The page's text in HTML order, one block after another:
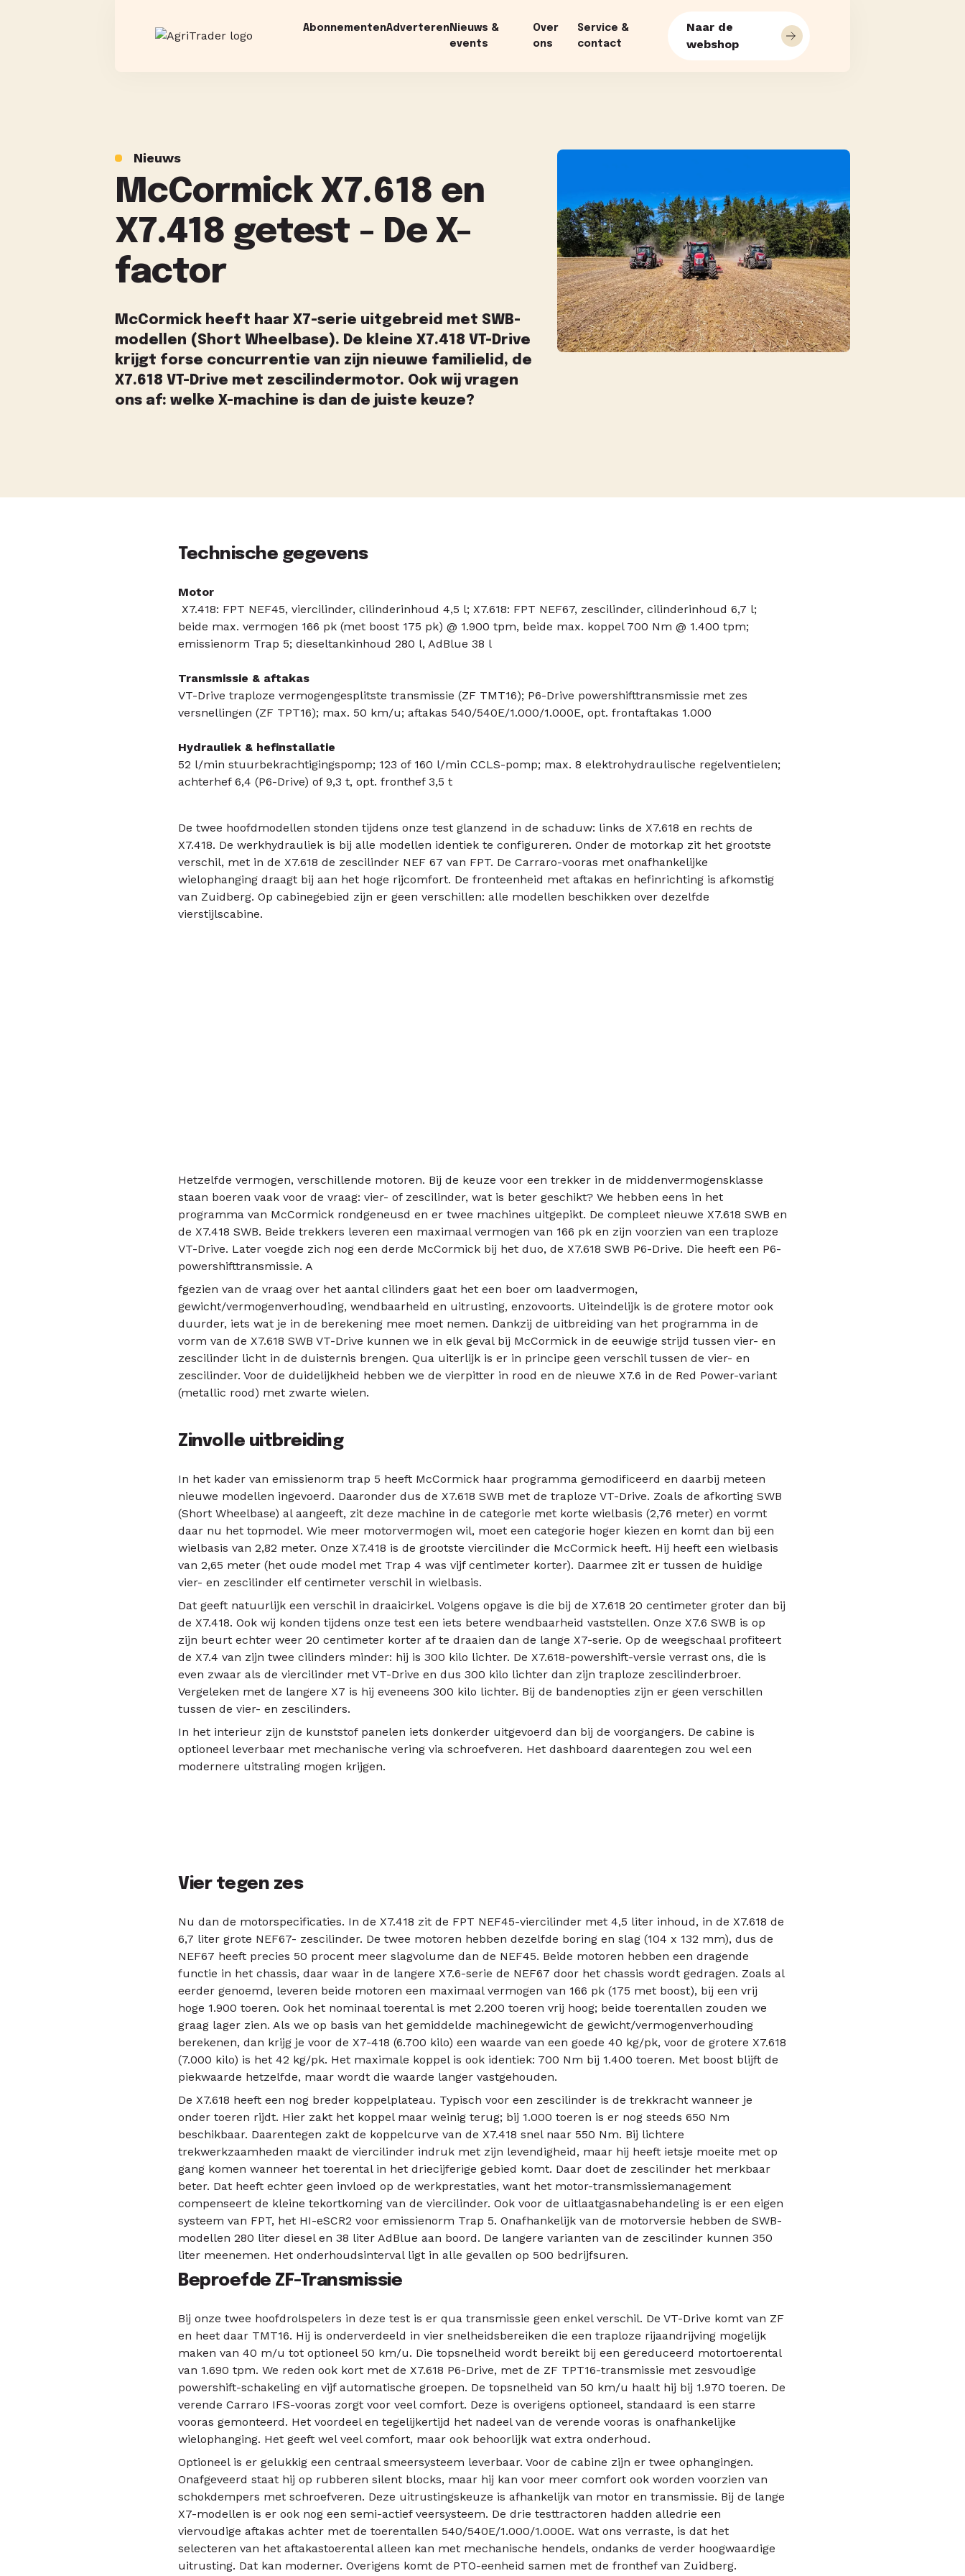
AbonnementenAdverteren Nieuws &
events
Over
ons
Service &
contact
Naar de
webshop
Nieuws
McCormick X7.618 en
X7.418 getest - De X-
factor
McCormick heeft haar X7-serie uitgebreid met SWB-
modellen (Short Wheelbase). De kleine X7.418 VT-Drive
krijgt forse concurrentie van zijn nieuwe familielid, de
X7.618 VT-Drive met zescilindermotor. Ook wij vragen
ons af: welke X-machine is dan de juiste keuze?
Technische gegevens
Motor
X7.418: FPT NEF45, viercilinder, cilinderinhoud 4,5 l; X7.618: FPT NEF67, zescilinder, cilinderinhoud 6,7 l;
beide max. vermogen 166 pk (met boost 175 pk) @ 1.900 tpm, beide max. koppel 700 Nm @ 1.400 tpm;
emissienorm Trap 5; dieseltankinhoud 280 l, AdBlue 38 l
Transmissie & aftakas
VT-Drive traploze vermogengesplitste transmissie (ZF TMT16); P6-Drive powershifttransmissie met zes
versnellingen (ZF TPT16); max. 50 km/u; aftakas 540/540E/1.000/1.000E, opt. frontaftakas 1.000
Hydrauliek & hefinstallatie
52 l/min stuurbekrachtigingspomp; 123 of 160 l/min CCLS-pomp; max. 8 elektrohydraulische regelventielen;
achterhef 6,4 (P6-Drive) of 9,3 t, opt. fronthef 3,5 t
De twee hoofdmodellen stonden tijdens onze test glanzend in de schaduw: links de X7.618 en rechts de
X7.418. De werkhydrauliek is bij alle modellen identiek te configureren. Onder de motorkap zit het grootste
verschil, met in de X7.618 de zescilinder NEF 67 van FPT. De Carraro-vooras met onafhankelijke
wielophanging draagt bij aan het hoge rijcomfort. De fronteenheid met aftakas en hefinrichting is afkomstig
van Zuidberg. Op cabinegebied zijn er geen verschillen: alle modellen beschikken over dezelfde
vierstijlscabine.
Hetzelfde vermogen, verschillende motoren. Bij de keuze voor een trekker in de middenvermogensklasse
staan boeren vaak voor de vraag: vier- of zescilinder, wat is beter geschikt? We hebben eens in het
programma van McCormick rondgeneusd en er twee machines uitgepikt. De compleet nieuwe X7.618 SWB en
de X7.418 SWB. Beide trekkers leveren een maximaal vermogen van 166 pk en zijn voorzien van een traploze
VT-Drive. Later voegde zich nog een derde McCormick bij het duo, de X7.618 SWB P6-Drive. Die heeft een P6-
powershifttransmissie. A
fgezien van de vraag over het aantal cilinders gaat het een boer om laadvermogen,
gewicht/vermogenverhouding, wendbaarheid en uitrusting, enzovoorts. Uiteindelijk is de grotere motor ook
duurder, iets wat je in de berekening mee moet nemen. Dankzij de uitbreiding van het programma in de
vorm van de X7.618 SWB VT-Drive kunnen we in elk geval bij McCormick in de eeuwige strijd tussen vier- en
zescilinder licht in de duisternis brengen. Qua uiterlijk is er in principe geen verschil tussen de vier- en
zescilinder. Voor de duidelijkheid hebben we de vierpitter in rood en de nieuwe X7.6 in de Red Power-variant
(metallic rood) met zwarte wielen.
Zinvolle uitbreiding
In het kader van emissienorm trap 5 heeft McCormick haar programma gemodificeerd en daarbij meteen
nieuwe modellen ingevoerd. Daaronder dus de X7.618 SWB met de traploze VT-Drive. Zoals de afkorting SWB
(Short Wheelbase) al aangeeft, zit deze machine in de categorie met korte wielbasis (2,76 meter) en vormt
daar nu het topmodel. Wie meer motorvermogen wil, moet een categorie hoger kiezen en komt dan bij een
wielbasis van 2,82 meter. Onze X7.418 is de grootste viercilinder die McCormick heeft. Hij heeft een wielbasis
van 2,65 meter (het oude model met Trap 4 was vijf centimeter korter). Daarmee zit er tussen de huidige
vier- en zescilinder elf centimeter verschil in wielbasis.
Dat geeft natuurlijk een verschil in draaicirkel. Volgens opgave is die bij de X7.618 20 centimeter groter dan bij
de X7.418. Ook wij konden tijdens onze test een iets betere wendbaarheid vaststellen. Onze X7.6 SWB is op
zijn beurt echter weer 20 centimeter korter af te draaien dan de lange X7-serie. Op de weegschaal profiteert
de X7.4 van zijn twee cilinders minder: hij is 300 kilo lichter. De X7.618-powershift-versie verrast ons, die is
even zwaar als de viercilinder met VT-Drive en dus 300 kilo lichter dan zijn traploze zescilinderbroer.
Vergeleken met de langere X7 is hij eveneens 300 kilo lichter. Bij de bandenopties zijn er geen verschillen
tussen de vier- en zescilinders.
In het interieur zijn de kunststof panelen iets donkerder uitgevoerd dan bij de voorgangers. De cabine is
optioneel leverbaar met mechanische vering via schroefveren. Het dashboard daarentegen zou wel een
modernere uitstraling mogen krijgen.
Vier tegen zes
Nu dan de motorspecificaties. In de X7.418 zit de FPT NEF45-viercilinder met 4,5 liter inhoud, in de X7.618 de
6,7 liter grote NEF67- zescilinder. De twee motoren hebben dezelfde boring en slag (104 x 132 mm), dus de
NEF67 heeft precies 50 procent meer slagvolume dan de NEF45. Beide motoren hebben een dragende
functie in het chassis, daar waar in de langere X7.6-serie de NEF67 door het chassis wordt gedragen. Zoals al
eerder genoemd, leveren beide motoren een maximaal vermogen van 166 pk (175 met boost), bij een vrij
hoge 1.900 toeren. Ook het nominaal toerental is met 2.200 toeren vrij hoog; beide toerentallen zouden we
graag lager zien. Als we op basis van het gemiddelde machinegewicht de gewicht/vermogenverhouding
berekenen, dan krijg je voor de X7-418 (6.700 kilo) een waarde van een goede 40 kg/pk, voor de grotere X7.618
(7.000 kilo) is het 42 kg/pk. Het maximale koppel is ook identiek: 700 Nm bij 1.400 toeren. Met boost blijft de
piekwaarde hetzelfde, maar wordt die waarde langer vastgehouden.
De X7.618 heeft een nog breder koppelplateau. Typisch voor een zescilinder is de trekkracht wanneer je
onder toeren rijdt. Hier zakt het koppel maar weinig terug; bij 1.000 toeren is er nog steeds 650 Nm
beschikbaar. Daarentegen zakt de koppelcurve van de X7.418 snel naar 550 Nm. Bij lichtere
trekwerkzaamheden maakt de viercilinder indruk met zijn levendigheid, maar hij heeft ietsje moeite met op
gang komen wanneer het toerental in het driecijferige gebied komt. Daar doet de zescilinder het merkbaar
beter. Dat heeft echter geen invloed op de werkprestaties, want het motor-transmissiemanagement
compenseert de kleine tekortkoming van de viercilinder. Ook voor de uitlaatgasnabehandeling is er een eigen
systeem van FPT, het HI-eSCR2 voor emissienorm Trap 5. Onafhankelijk van de motorversie hebben de SWB-
modellen 280 liter diesel en 38 liter AdBlue aan boord. De langere varianten van de zescilinder kunnen 350
liter meenemen. Het onderhoudsinterval ligt in alle gevallen op 500 bedrijfsuren.
Beproefde ZF-Transmissie
Bij onze twee hoofdrolspelers in deze test is er qua transmissie geen enkel verschil. De VT-Drive komt van ZF
en heet daar TMT16. Hij is onderverdeeld in vier snelheidsbereiken die een traploze rijaandrijving mogelijk
maken van 40 m/u tot optioneel 50 km/u. Die topsnelheid wordt bereikt bij een gereduceerd motortoerental
van 1.690 tpm. We reden ook kort met de X7.618 P6-Drive, met de ZF TPT16-transmissie met zesvoudige
powershift-schakeling en vijf automatische groepen. De topsnelheid van 50 km/u haalt hij bij 1.970 toeren. De
verende Carraro IFS-vooras zorgt voor veel comfort. Deze is overigens optioneel, standaard is een starre
vooras gemonteerd. Het voordeel en tegelijkertijd het nadeel van de verende vooras is onafhankelijke
wielophanging. Het geeft wel veel comfort, maar ook behoorlijk wat extra onderhoud.
Optioneel is er gelukkig een centraal smeersysteem leverbaar. Voor de cabine zijn er twee ophangingen.
Onafgeveerd staat hij op rubberen silent blocks, maar hij kan voor meer comfort ook worden voorzien van
schokdempers met schroefveren. Deze uitrustingskeuze is afhankelijk van motor en transmissie. Bij de lange
X7-modellen is er ook nog een semi-actief veersysteem. De drie testtractoren hadden alledrie een
viervoudige aftakas achter met de toerentallen 540/540E/1.000/1.000E. Wat ons verraste, is dat het
selecteren van het aftakastoerental alleen kan met mechanische hendels, ondanks de verder hoogwaardige
uitrusting. Dat kan moderner. Overigens komt de PTO-eenheid samen met de fronthef van Zuidberg.